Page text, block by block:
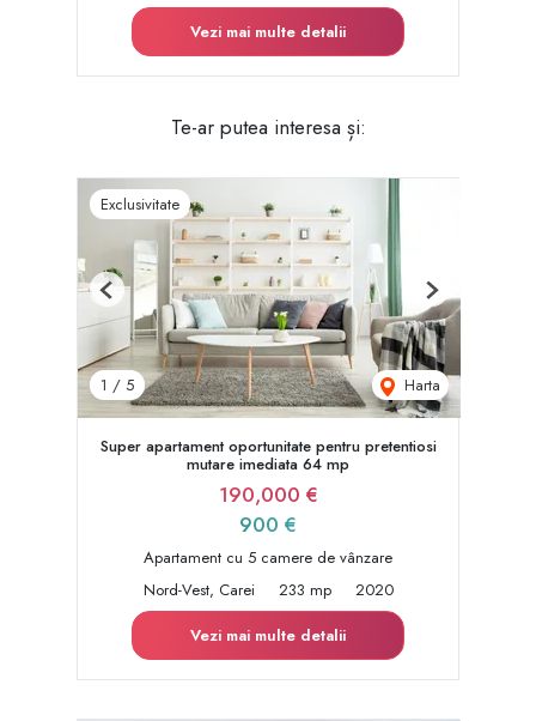
Vezi mai multe detalii
Te-ar putea interesa și:
Exclusivitate
1 / 5 Harta
Previous Next
Super apartament oportunitate pentru pretentiosi
mutare imediata 64 mp
190,000 €
900 €
Apartament cu 5 camere de vânzare
Nord-Vest, Carei
233 mp
2020
Vezi mai multe detalii